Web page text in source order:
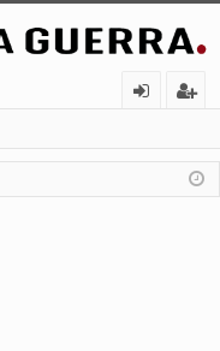
nt
ifi
ist
ra